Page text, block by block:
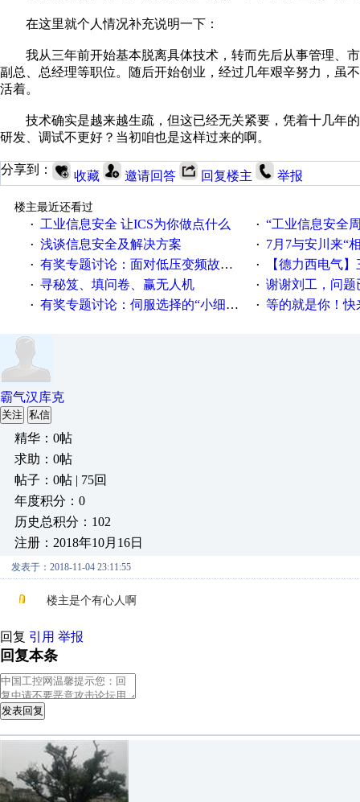
在这里就个人情况补充说明一下：
我从三年前开始基本脱离具体技术，转而先后从事管理、
副总、总经理等职位。随后开始创业，经过几年艰辛努力，虽
活着。
技术确实是越来越生疏，但这已经无关紧要，凭着十几年
研发、调试不更好？当初咱也是这样过来的啊。
分享到： 收藏 邀请回答 回复楼主 举报
楼主最近还看过
·
工业信息安全 让ICS为你做点什么 · “工业信息安全周之我见”
· 浅谈信息安全及解决方案 · 7月7与安川来“
· 有奖专题讨论：面对低压变频故障，老手是这样解决的！ · 【德力西电气】三
· 寻秘笈、填问卷、赢无人机 · 谢谢刘工，问题
· 有奖专题讨论：伺服选择的“小细节大学问”奖励公告 · 等的就是你！快来
霸气汉库克
关注 私信
精华：0帖
求助：0帖
帖子：0帖 | 75回
年度积分：0
历史总积分：102
注册：2018年10月16日
发表于：2018-11-04 23:11:55
楼主是个有心人啊
回复 引用 举报
回复本条
发表回复